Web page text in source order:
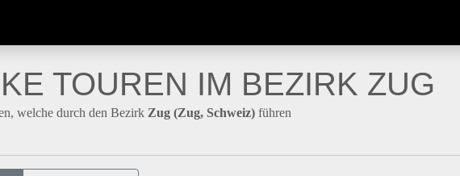
TOUREN IM BEZIRK ZUG
welche durch den Bezirk Zug (Zug, Schweiz) führen